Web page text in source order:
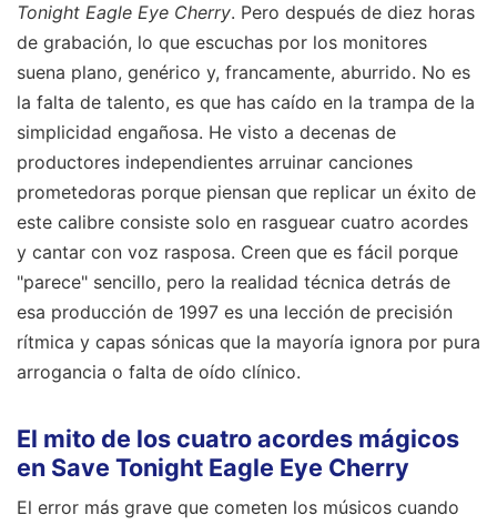
Tonight Eagle Eye Cherry. Pero después de diez horas
de grabación, lo que escuchas por los monitores
suena plano, genérico y, francamente, aburrido. No es
la falta de talento, es que has caído en la trampa de la
simplicidad engañosa. He visto a decenas de
productores independientes arruinar canciones
prometedoras porque piensan que replicar un éxito de
este calibre consiste solo en rasguear cuatro acordes
y cantar con voz rasposa. Creen que es fácil porque
"parece" sencillo, pero la realidad técnica detrás de
esa producción de 1997 es una lección de precisión
rítmica y capas sónicas que la mayoría ignora por pura
arrogancia o falta de oído clínico.
El mito de los cuatro acordes mágicos
en Save Tonight Eagle Eye Cherry
El error más grave que cometen los músicos cuando